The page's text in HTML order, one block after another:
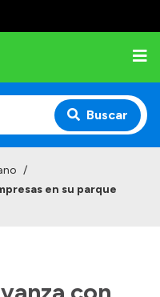
Buscar
/
en su parque